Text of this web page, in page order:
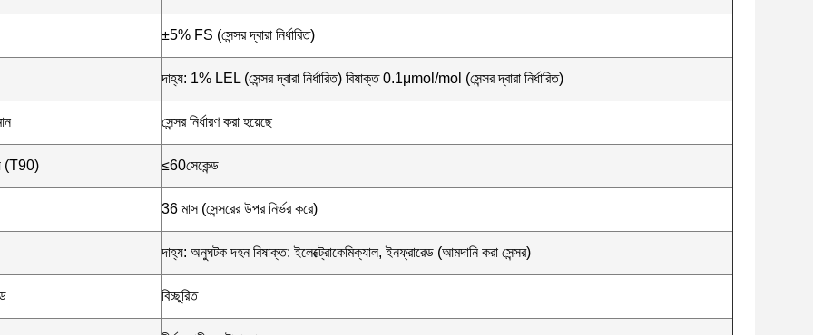
±5% FS (সেন্সর দ্বারা নির্ধারিত)
দাহ্য: 1% LEL (সেন্সর দ্বারা নির্ধারিত) বিষাক্ত 0.1μmol/mol (সেন্সর দ্বারা নির্ধারিত)
সেন্সর নির্ধারণ করা হয়েছে
(T90) ≤60সেকেন্ড
36 মাস (সেন্সরের উপর নির্ভর করে)
দাহ্য: অনুঘটক দহন বিষাক্ত: ইলেক্ট্রোকেমিক্যাল, ইনফ্রারেড (আমদানি করা সেন্সর)
বিচ্ছুরিত